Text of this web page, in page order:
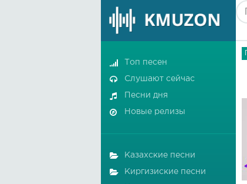
Топ песен
Слушают сейчас
Песни дня
Новые релизы
Казахские песни
Киргизиские песни